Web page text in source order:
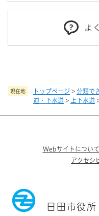
現在地 トップページ > 分類で
道・下水道 > 上下水道
よ
Webサイトについて
アクセシ
日田市役所